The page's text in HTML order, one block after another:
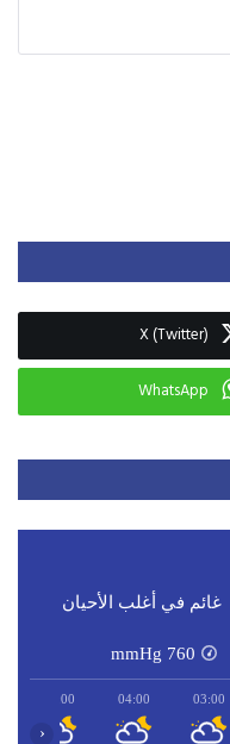
X (Twitter)
WhatsApp
غائم في أغلب الأحيان
760
mmHg
03:00
04:00
05:00
‹